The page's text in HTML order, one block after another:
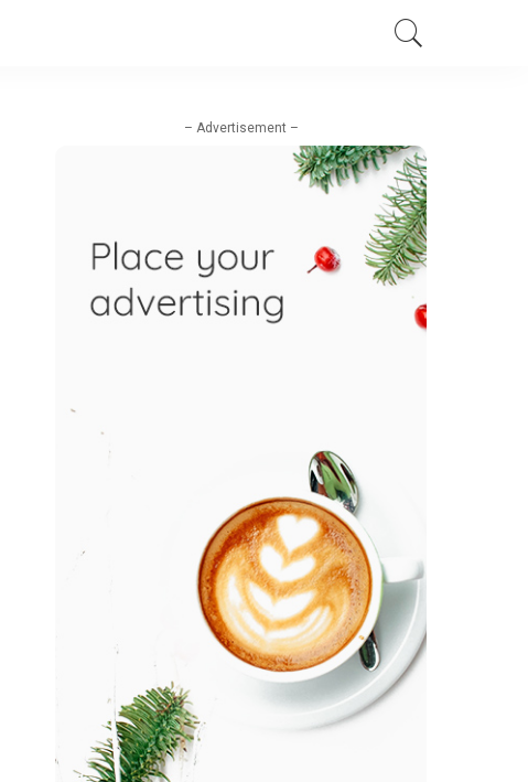
– Advertisement –